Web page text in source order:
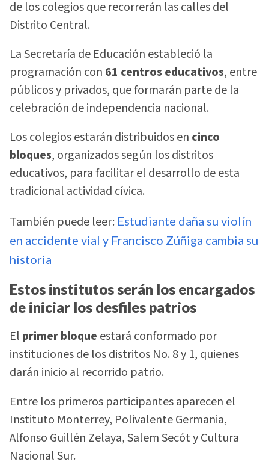
de los colegios que recorrerán las calles del
Distrito Central.
La Secretaría de Educación estableció la
programación con 61 centros educativos, entre
públicos y privados, que formarán parte de la
celebración de independencia nacional.
Los colegios estarán distribuidos en cinco
bloques, organizados según los distritos
educativos, para facilitar el desarrollo de esta
tradicional actividad cívica.
También puede leer: Estudiante daña su violín
en accidente vial y Francisco Zúñiga cambia su
historia
Estos institutos serán los encargados
de iniciar los desfiles patrios
El primer bloque estará conformado por
instituciones de los distritos No. 8 y 1, quienes
darán inicio al recorrido patrio.
Entre los primeros participantes aparecen el
Instituto Monterrey, Polivalente Germania,
Alfonso Guillén Zelaya, Salem Secót y Cultura
Nacional Sur.